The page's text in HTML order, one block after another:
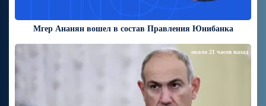
Мгер Ананян вошел в состав Правления Юнибанка
около 21 часов назад